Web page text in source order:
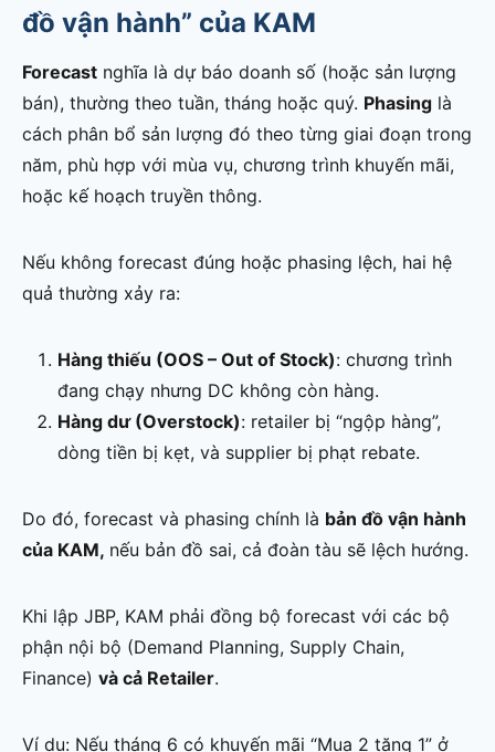
đồ vận hành” của KAM
Forecast nghĩa là dự báo doanh số (hoặc sản lượng
bán), thường theo tuần, tháng hoặc quý. Phasing là
cách phân bổ sản lượng đó theo từng giai đoạn trong
năm, phù hợp với mùa vụ, chương trình khuyến mãi,
hoặc kế hoạch truyền thông.
Nếu không forecast đúng hoặc phasing lệch, hai hệ
quả thường xảy ra:
Hàng thiếu (OOS – Out of Stock): chương trình
đang chạy nhưng DC không còn hàng.
Hàng dư (Overstock): retailer bị “ngộp hàng”,
dòng tiền bị kẹt, và supplier bị phạt rebate.
Do đó, forecast và phasing chính là bản đồ vận hành
của KAM, nếu bản đồ sai, cả đoàn tàu sẽ lệch hướng.
Khi lập JBP, KAM phải đồng bộ forecast với các bộ
phận nội bộ (Demand Planning, Supply Chain,
Finance) và cả Retailer.
Ví dụ: Nếu tháng 6 có khuyến mãi “Mua 2 tặng 1” ở